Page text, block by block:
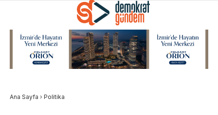
Ana Sayfa › Politika